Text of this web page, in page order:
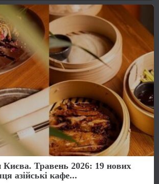
Києва. Травень 2026: 19 нових
азійські кафе...